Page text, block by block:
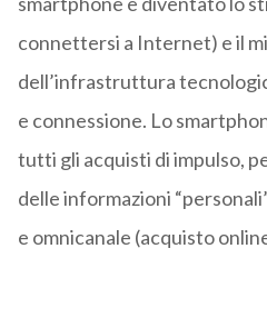
connettersi a Internet) e il
dell’infrastruttura
e connessione. Lo
tutti gli acquisti di impulso,
delle informazioni
e omnicanale (acquisto